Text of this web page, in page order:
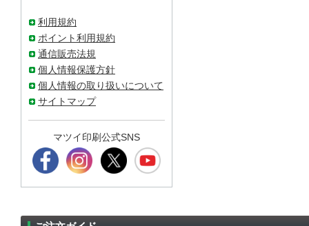
利用規約
ポイント利用規約
通信販売法規
個人情報保護方針
個人情報の取り扱いについて
サイトマップ
マツイ印刷公式SNS